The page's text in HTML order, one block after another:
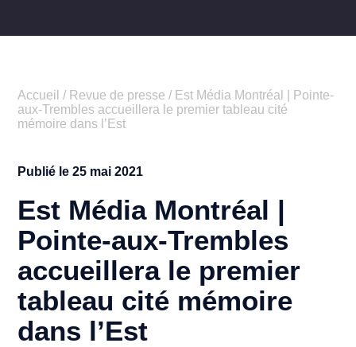
Accueil / Revue de presse / Est Média Montréal | Pointe-
aux-Trembles accueillera le premier tableau cité
mémoire dans l’Est
Publié le 25 mai 2021
Est Média Montréal |
Pointe-aux-Trembles
accueillera le premier
tableau cité mémoire
dans l’Est